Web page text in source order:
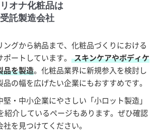
オナ化粧品は
託製造会社
ングから納品まで、化粧品づくりにおける
ートしています。
スキンケアやボディケ
品を製造。化粧品業界に新規参入を検討し
の幅を広げたい企業にもおすすめです。
・中小企業にやさしい「小ロット製造」
紹介しているページもあります。ぜひ確認
を見つけてください。